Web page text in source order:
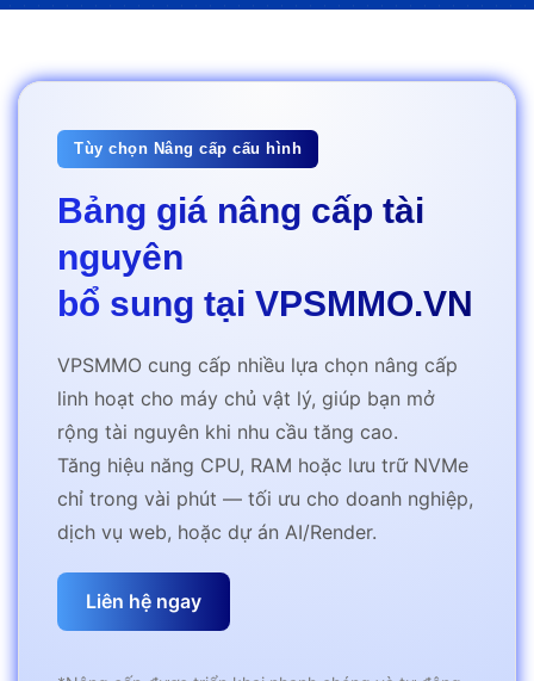
Tùy chọn Nâng cấp cấu hình
Bảng giá nâng cấp tài
nguyên
bổ sung tại VPSMMO.VN
VPSMMO cung cấp nhiều lựa chọn nâng cấp
linh hoạt cho máy chủ vật lý, giúp bạn mở
rộng tài nguyên khi nhu cầu tăng cao.
Tăng hiệu năng CPU, RAM hoặc lưu trữ NVMe
chỉ trong vài phút — tối ưu cho doanh nghiệp,
dịch vụ web, hoặc dự án AI/Render.
Liên hệ ngay